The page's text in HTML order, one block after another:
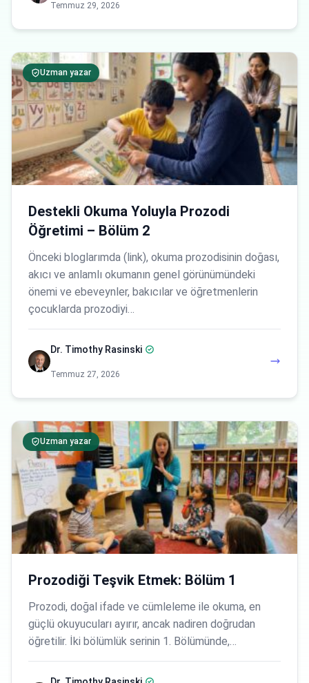
Temmuz 29, 2026
Uzman yazar
Destekli Okuma Yoluyla Prozodi
Öğretimi – Bölüm 2
Önceki bloglarımda (link), okuma prozodisinin doğası,
akıcı ve anlamlı okumanın genel görünümündeki
önemi ve ebeveynler, bakıcılar ve öğretmenlerin
çocuklarda prozodiyi…
Dr. Timothy Rasinski
Temmuz 27, 2026
Uzman yazar
Prozodiği Teşvik Etmek: Bölüm 1
Prozodi, doğal ifade ve cümleleme ile okuma, en
güçlü okuyucuları ayırır, ancak nadiren doğrudan
öğretilir. İki bölümlük serinin 1. Bölümünde,…